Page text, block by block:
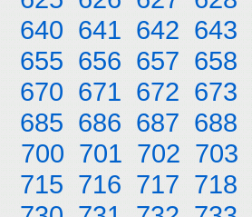
640 641 642 643
655 656 657 658
670 671 672 673
685 686 687 688
700 701 702 703
715 716 717 718